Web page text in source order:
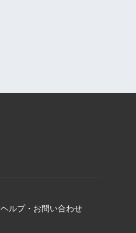
ヘルプ・お問い合わせ